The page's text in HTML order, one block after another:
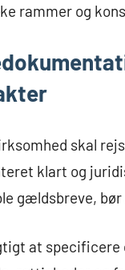
rammer og
skal
klart og
gældsbreve,
at specificere